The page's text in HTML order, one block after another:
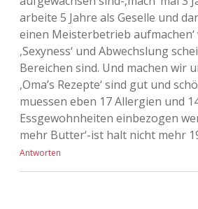
arbeite 5 Jahre als Geselle und
einen Meisterbetrieb aufmachen‘
‚Sexyness‘ und Abwechslung
Bereichen sind. Und machen wir
‚Oma’s Rezepte‘ sind gut und
muessen eben 17 Allergien und
Essgewohnheiten einbezogen
mehr Butter‘-ist halt nicht mehr
Antworten